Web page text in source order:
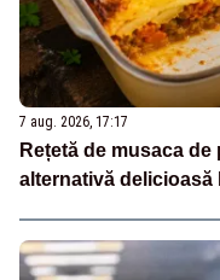
7 aug. 2026, 17:17
Rețetă de musaca
alternativă delicioasă